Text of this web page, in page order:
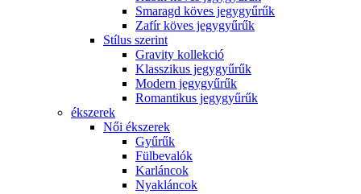
Smaragd köves jegygyűrűk
Zafír köves jegygyűrűk
Stílus szerint
Gravity kollekció
Klasszikus jegygyűrűk
Modern jegygyűrűk
Romantikus jegygyűrűk
ékszerek
Női ékszerek
Gyűrűk
Fülbevalók
Karláncok
Nyakláncok